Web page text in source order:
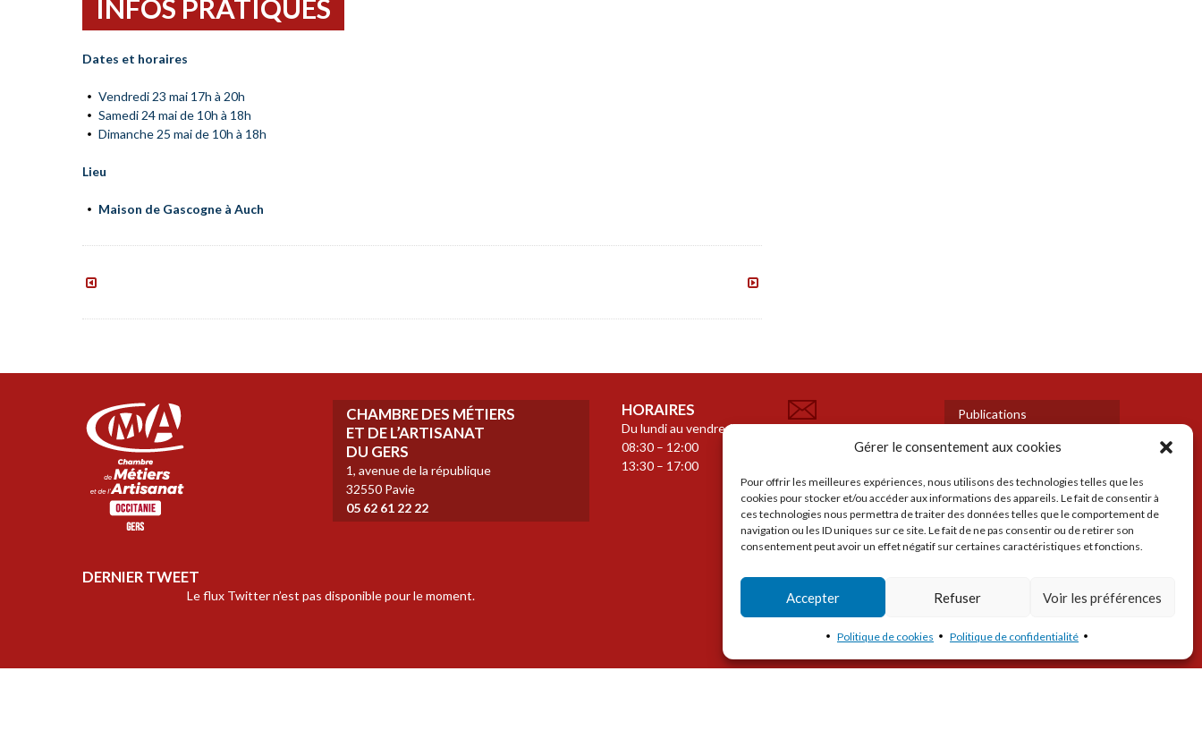
Gérer le consentement aux cookies
Pour offrir les meilleures expériences, nous utilisons des technologies telles que les
cookies pour stocker et/ou accéder aux informations des appareils. Le fait de consentir à
ces technologies nous permettra de traiter des données telles que le comportement de
navigation ou les ID uniques sur ce site. Le fait de ne pas consentir ou de retirer son
consentement peut avoir un effet négatif sur certaines caractéristiques et fonctions.
Accepter Refuser Voir les préférences
Politique de cookies Politique de confidentialité
INFOS PRATIQUES
Dates et horaires
Vendredi 23 mai 17h à 20h
Samedi 24 mai de 10h à 18h
Dimanche 25 mai de 10h à 18h
Lieu
Maison de Gascogne à Auch
candidature
des
d’Art
et
du
Patrimoine
–
Auch
Les
de
Reprise
CHAMBRE DES MÉTIERS
ET DE L’ARTISANAT
DU GERS
1, avenue de la république
32550 Pavie
05 62 61 22 22
HORAIRES
Du lundi au vendredi
08:30 – 12:00
13:30 – 17:00
CONTACTER
SUIVEZ-NOUS
Publications
Actualités
Politique de confidentialité
Politique de cookies
Plan du site
DERNIER TWEET
Le flux Twitter n’est pas disponible pour le moment.